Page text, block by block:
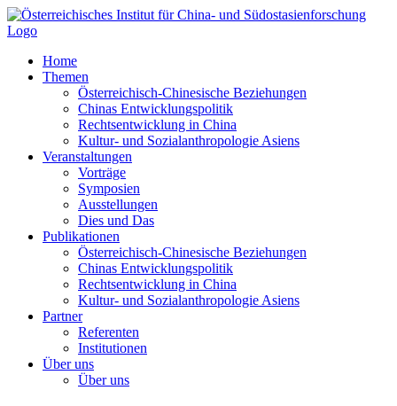
Zum
Inhalt
Home
Themen
Österreichisch-Chinesische Beziehungen
Chinas Entwicklungspolitik
Rechtsentwicklung in China
Kultur- und Sozialanthropologie Asiens
Veranstaltungen
Vorträge
Symposien
Ausstellungen
Dies und Das
Publikationen
Österreichisch-Chinesische Beziehungen
Chinas Entwicklungspolitik
Rechtsentwicklung in China
Kultur- und Sozialanthropologie Asiens
Partner
Referenten
Institutionen
Über uns
Über uns